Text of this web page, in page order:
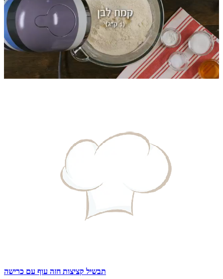
תבשיל קציצות חזה עוף עם כרישה